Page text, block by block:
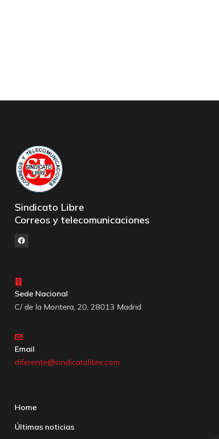
Sindicato Libre
Correos y telecomunicaciones
Sede Nacional
C/ de la Montera, 20, 28013 Madrid
Email
diferente@sindicatolibre.com
Home
Últimas noticias